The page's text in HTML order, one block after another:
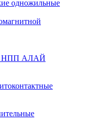
одножильные
НПП АЛАЙ